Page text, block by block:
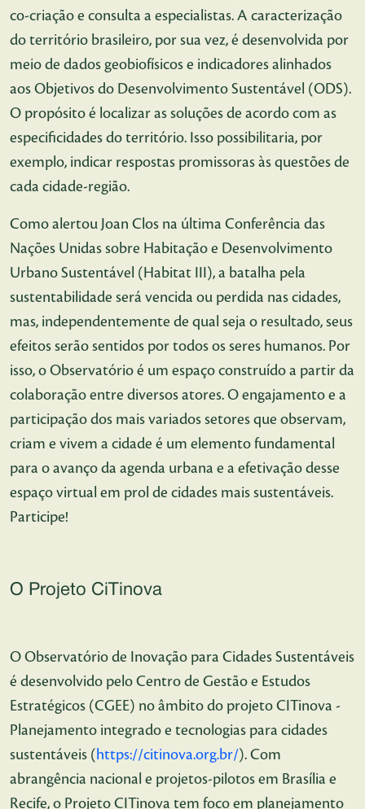
co-criação e consulta a especialistas. A caracterização
do território brasileiro, por sua vez, é desenvolvida por
meio de dados geobiofísicos e indicadores alinhados
aos Objetivos do Desenvolvimento Sustentável (ODS).
O propósito é localizar as soluções de acordo com as
especificidades do território. Isso possibilitaria, por
exemplo, indicar respostas promissoras às questões de
cada cidade-região.
Como alertou Joan Clos na última Conferência das
Nações Unidas sobre Habitação e Desenvolvimento
Urbano Sustentável (Habitat III), a batalha pela
sustentabilidade será vencida ou perdida nas cidades,
mas, independentemente de qual seja o resultado, seus
efeitos serão sentidos por todos os seres humanos. Por
isso, o Observatório é um espaço construído a partir da
colaboração entre diversos atores. O engajamento e a
participação dos mais variados setores que observam,
criam e vivem a cidade é um elemento fundamental
para o avanço da agenda urbana e a efetivação desse
espaço virtual em prol de cidades mais sustentáveis.
Participe!
O Projeto CiTinova
O Observatório de Inovação para Cidades Sustentáveis
é desenvolvido pelo Centro de Gestão e Estudos
Estratégicos (CGEE) no âmbito do projeto CITinova -
Planejamento integrado e tecnologias para cidades
sustentáveis ( https://citinova.org.br/). Com
abrangência nacional e projetos-pilotos em Brasília e
Recife, o Projeto CITinova tem foco em planejamento